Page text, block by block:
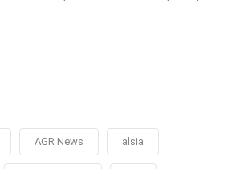
AGR News alsia